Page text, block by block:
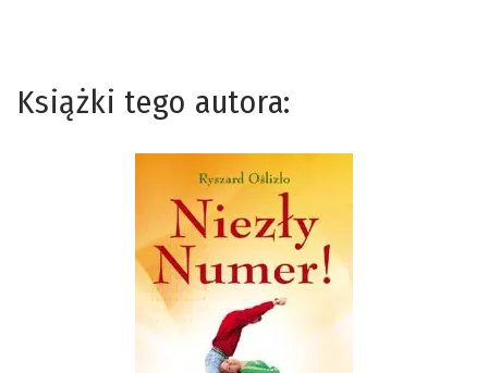
Książki tego autora: